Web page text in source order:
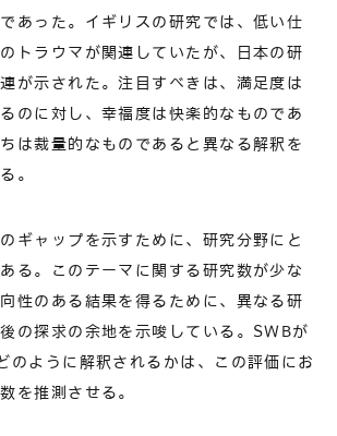
あった。イギリスの研究では、低い仕
トラウマが関連していたが、日本の研
が示された。注目すべきは、満足度は
のに対し、幸福度は快楽的なものであ
は裁量的なものであると異なる解釈を
。
ギャップを示すために、研究分野にと
る。このテーマに関する研究数が少な
性のある結果を得るために、異なる研
の探求の余地を示唆している。SWBが
のように解釈されるかは、この評価にお
を推測させる。